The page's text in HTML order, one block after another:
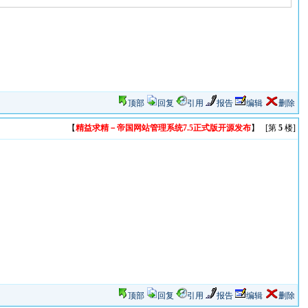
顶部 回复 引用 报告 编辑 删除
【精益求精－帝国网站管理系统7.5正式版开源发布】 [第 5楼]
顶部 回复 引用 报告 编辑 删除